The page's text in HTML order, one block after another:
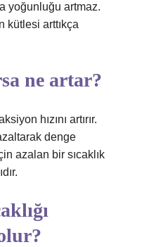
yoğunluğu artmaz.
kütlesi arttıkça
ne artar?
hızını artırır.
denge
azalan bir sıcaklık